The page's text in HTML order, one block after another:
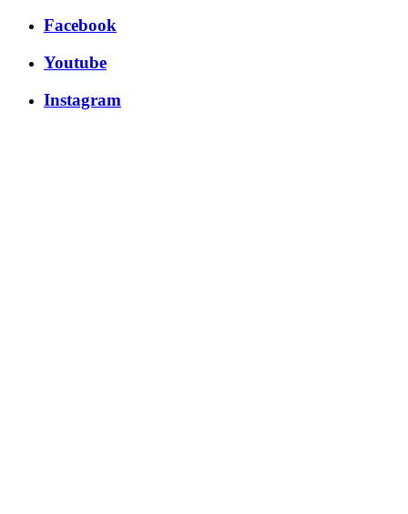
Facebook
Youtube
Instagram